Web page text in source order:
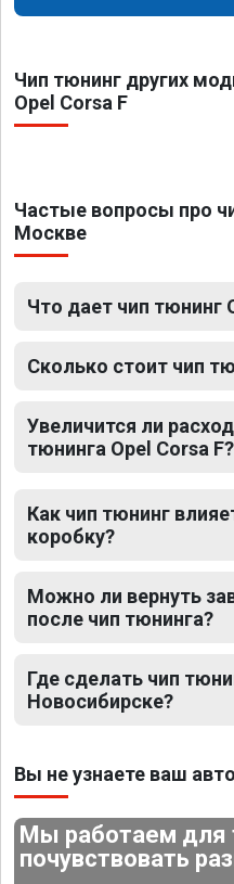
Чип тюнинг других
Opel Corsa F
Частые вопросы про
Москве
Что дает чип тюнинг
Сколько стоит чип
Увеличится ли
тюнинга Opel Corsa F?
Как чип тюнинг
коробку?
Можно ли вернуть
после чип тюнинга?
Где сделать чип
Новосибирске?
Вы не узнаете ваш
Мы работаем для
почувствовать